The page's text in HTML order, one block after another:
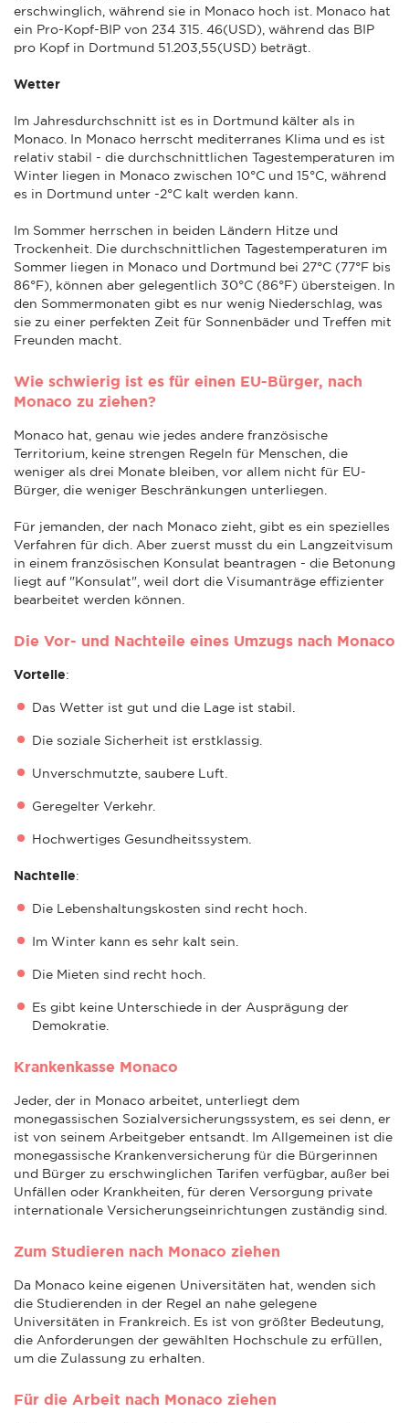
erschwinglich, während sie in Monaco hoch ist. Monaco hat
ein Pro-Kopf-BIP von 234 315. 46(USD), während das BIP
pro Kopf in Dortmund 51.203,55(USD) beträgt.
Wetter
Im Jahresdurchschnitt ist es in Dortmund kälter als in
Monaco. In Monaco herrscht mediterranes Klima und es ist
relativ stabil - die durchschnittlichen Tagestemperaturen im
Winter liegen in Monaco zwischen 10°C und 15°C, während
es in Dortmund unter -2°C kalt werden kann.
Im Sommer herrschen in beiden Ländern Hitze und
Trockenheit. Die durchschnittlichen Tagestemperaturen im
Sommer liegen in Monaco und Dortmund bei 27°C (77°F bis
86°F), können aber gelegentlich 30°C (86°F) übersteigen. In
den Sommermonaten gibt es nur wenig Niederschlag, was
sie zu einer perfekten Zeit für Sonnenbäder und Treffen mit
Freunden macht.
Wie schwierig ist es für einen EU-Bürger, nach
Monaco zu ziehen?
Monaco hat, genau wie jedes andere französische
Territorium, keine strengen Regeln für Menschen, die
weniger als drei Monate bleiben, vor allem nicht für EU-
Bürger, die weniger Beschränkungen unterliegen.
Für jemanden, der nach Monaco zieht, gibt es ein spezielles
Verfahren für dich. Aber zuerst musst du ein Langzeitvisum
in einem französischen Konsulat beantragen - die Betonung
liegt auf "Konsulat", weil dort die Visumanträge effizienter
bearbeitet werden können.
Die Vor- und Nachteile eines Umzugs nach Monaco
Vorteile:
Das Wetter ist gut und die Lage ist stabil.
Die soziale Sicherheit ist erstklassig.
Unverschmutzte, saubere Luft.
Geregelter Verkehr.
Hochwertiges Gesundheitssystem.
Nachteile:
Die Lebenshaltungskosten sind recht hoch.
Im Winter kann es sehr kalt sein.
Die Mieten sind recht hoch.
Es gibt keine Unterschiede in der Ausprägung der
Demokratie.
Krankenkasse Monaco
Jeder, der in Monaco arbeitet, unterliegt dem
monegassischen Sozialversicherungssystem, es sei denn, er
ist von seinem Arbeitgeber entsandt. Im Allgemeinen ist die
monegassische Krankenversicherung für die Bürgerinnen
und Bürger zu erschwinglichen Tarifen verfügbar, außer bei
Unfällen oder Krankheiten, für deren Versorgung private
internationale Versicherungseinrichtungen zuständig sind.
Zum Studieren nach Monaco ziehen
Da Monaco keine eigenen Universitäten hat, wenden sich
die Studierenden in der Regel an nahe gelegene
Universitäten in Frankreich. Es ist von größter Bedeutung,
die Anforderungen der gewählten Hochschule zu erfüllen,
um die Zulassung zu erhalten.
Für die Arbeit nach Monaco ziehen